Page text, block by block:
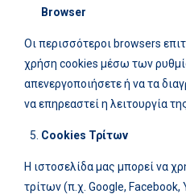
Browser
Οι περισσότεροι browsers
χρήση cookies μέσω των
απενεργοποιήσετε ή να τα
να επηρεαστεί η λειτουργία
Cookies Τρίτων
Η ιστοσελίδα μας μπορεί να
τρίτων (π.χ. Google, Facebook,